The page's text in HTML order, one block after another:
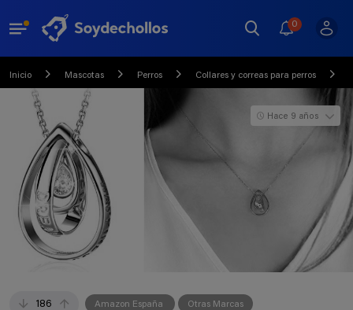
0
Inicio Mascotas Perros Collares y correas para perros
186 Amazon España Otras Marcas
Hace 9 años